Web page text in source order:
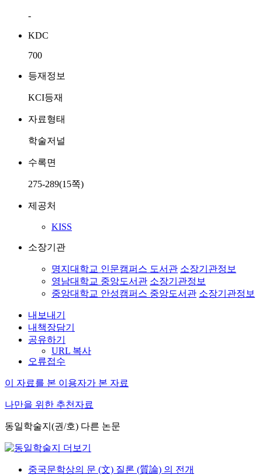
-
KDC
700
등재정보
KCI등재
자료형태
학술저널
수록면
275-289(15쪽)
제공처
KISS
소장기관
명지대학교 인문캠퍼스 도서관 소장기관정보
영남대학교 중앙도서관 소장기관정보
중앙대학교 안성캠퍼스 중앙도서관 소장기관정보
내보내기
내책장담기
공유하기
URL 복사
오류접수
이 자료를 본 이용자가 본 자료
나만을 위한 추천자료
동일학술지(권/호) 다른 논문
중국문학상의 문 (文) 질론 (質論) 의 전개